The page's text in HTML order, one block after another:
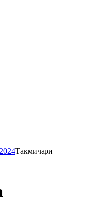
Такмичари